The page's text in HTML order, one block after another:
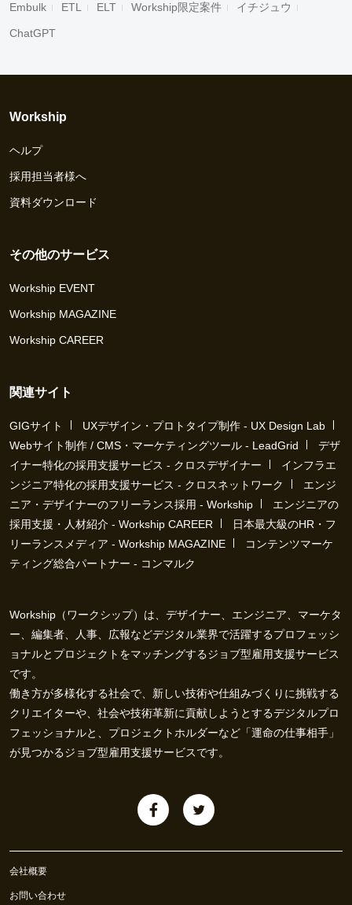
Embulk ETL ELT Workship限定案件 イチジュウ
ChatGPT
Workship
ヘルプ
採用担当者様へ
資料ダウンロード
その他のサービス
Workship EVENT
Workship MAGAZINE
Workship CAREER
関連サイト
GIGサイト
UXデザイン・プロトタイプ制作 - UX Design Lab
Webサイト制作 / CMS・マーケティングツール - LeadGrid
デザ
イナー特化の採用支援サービス - クロスデザイナー
インフラエ
ンジニア特化の採用支援サービス - クロスネットワーク
エンジ
ニア・デザイナーのフリーランス採用 - Workship
エンジニアの
採用支援・人材紹介 - Workship CAREER
日本最大級のHR・フ
リーランスメディア - Workship MAGAZINE
コンテンツマーケ
ティング総合パートナー - コンマルク
Workship（ワークシップ）は、デザイナー、エンジニア、マーケタ
ー、編集者、人事、広報などデジタル業界で活躍するプロフェッシ
ョナルとプロジェクトをマッチングするジョブ型雇用支援サービス
です。
働き方が多様化する社会で、新しい技術や仕組みづくりに挑戦する
クリエイターや、社会や技術革新に貢献しようとするデジタルプロ
フェッショナルと、プロジェクトホルダーなど「運命の仕事相手」
が見つかるジョブ型雇用支援サービスです。
会社概要
お問い合わせ